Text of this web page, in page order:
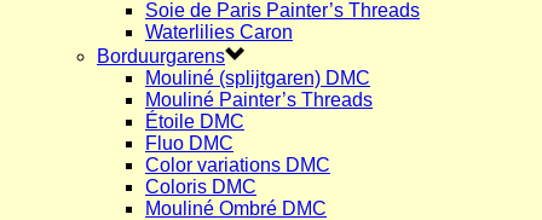
Soie de Paris Painter’s Threads
Waterlilies Caron
Borduurgarens
Mouliné (splijtgaren) DMC
Mouliné Painter’s Threads
Étoile DMC
Fluo DMC
Color variations DMC
Coloris DMC
Mouliné Ombré DMC